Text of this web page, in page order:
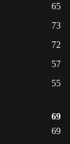
65
73
72
57
55
69
69